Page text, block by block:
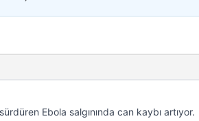
Ebola salgınında can kaybı artıyor.